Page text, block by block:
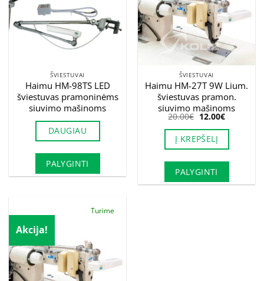
ŠVIESTUVAI
Haimu HM-98TS LED
šviestuvas pramoninėms
siuvimo mašinoms
DAUGIAU
PALYGINTI
ŠVIESTUVAI
Haimu HM-27T 9W Lium.
šviestuvas pramon.
siuvimo mašinoms
20.00€ Original
price
was:
20.00€.
12.00€Current
price
is:
Į KREPŠELĮ
PALYGINTI
Akcija!
Turime